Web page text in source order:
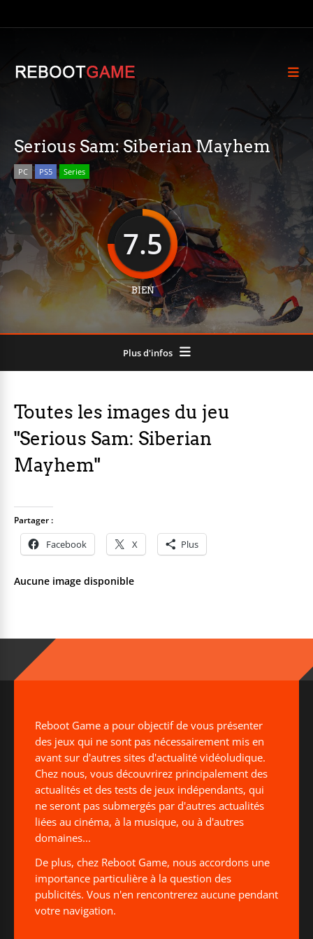
Serious Sam: Siberian Mayhem
PC PS5 Series
7.5
BIEN
Plus d'infos
Toutes les images du jeu
"Serious Sam: Siberian
Mayhem"
Partager :
Facebook X Plus
Aucune image disponible
Reboot Game a pour objectif de vous présenter
des jeux qui ne sont pas nécessairement mis en
avant sur d'autres sites d'actualité vidéoludique.
Chez nous, vous découvrirez principalement des
actualités et des tests de jeux indépendants, qui
ne seront pas submergés par d'autres actualités
liées au cinéma, à la musique, ou à d'autres
domaines...
De plus, chez Reboot Game, nous accordons une
importance particulière à la question des
publicités. Vous n'en rencontrerez aucune pendant
votre navigation.